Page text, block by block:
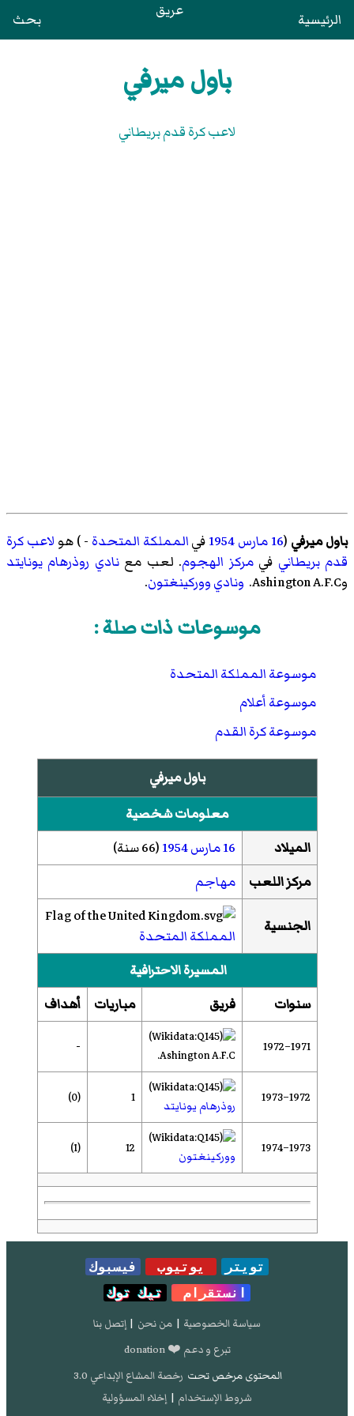
الرئيسية عريق بحث
باول ميرفي
لاعب كرة قدم بريطاني
باول ميرفي (16 مارس 1954فيالمملكة المتحدة - ) هو لاعب كرة
قدم بريطاني فيمركز الهجوم. لعب معنادي روذرهام يونايتد
وAshington A.F.C.
ونادي ووركينغتون.
موسوعات ذات صلة :
موسوعة المملكة المتحدة
موسوعة أعلام
موسوعة كرة القدم
باول ميرفي
معلومات شخصية
الميلاد
16 مارس 1954(66 سنة)
مركز اللعب
مهاجم
الجنسية
المملكة المتحدة
المسيرة الاحترافية
سنوات
فريق مباريات أهداف
1971–1972
Ashington A.F.C.
-
1972–1973
روذرهام يونايتد
1
(0)
1973–1974
ووركينغتون
12
(1)
تويتر يوتيوب
فيسبوك
انستقرام
تيك توك
سياسة الخصوصية | من نحن | إتصل بنا
تبرع و دعم ❤️ donation
المحتوى مرخص تحت رخصة المشاع الإبداعي 3.0
شروط الإستخدام | إخلاء المسؤولية